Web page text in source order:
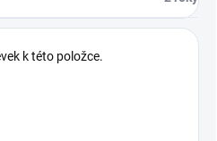
k této položce.